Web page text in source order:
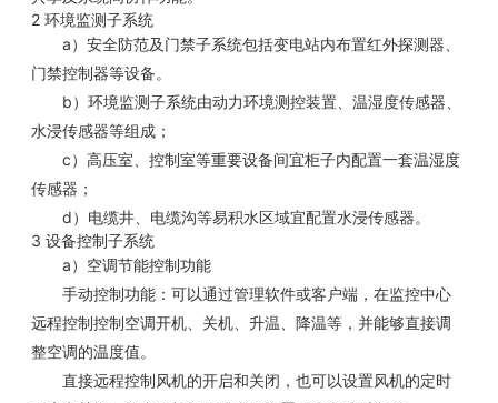
2环境监测子系统
a ）安全防范及门禁子系统包括变电站内布置红外探测器、
门禁控制器等设备。
b ）环境监测子系统由动力环境测控装置、温湿度传感器、
水浸传感器等组成；
c ）高压室、控制室等重要设备间宜柜子内配置一套温湿度
传感器；
d ）电缆井、电缆沟等易积水区域宜配置水浸传感器。
3设备控制子系统
a ） 空调节能控制功能
手动控制功能：可以通过管理软件或客户端，在监控中心
远程控制控制空调开机、关机、升温、降温等，并能够直接调
整空调的温度值。
直接远程控制风机的开启和关闭，也可以设置风机的定时